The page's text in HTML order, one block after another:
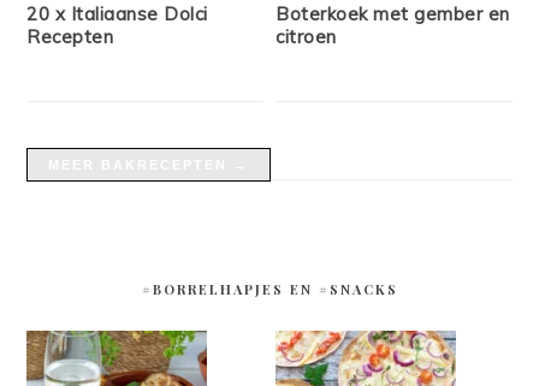
20 x Italiaanse Dolci
Recepten
Boterkoek met gember en
citroen
#BORRELHAPJES EN #SNACKS